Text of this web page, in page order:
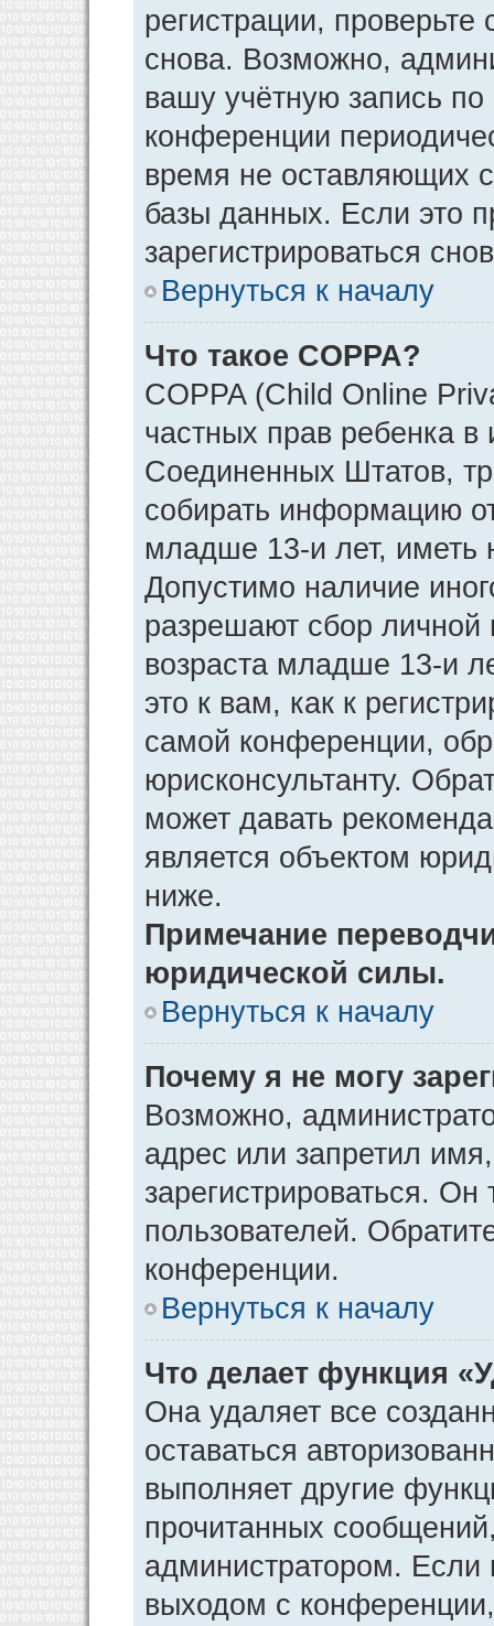
регистрации,
снова. Возможно,
вашу учётную запись
конференции
время не оставляющих
базы данных. Если это
зарегистрироваться
Вернуться к началу
Что такое COPPA?
COPPA (Child Online
частных прав ребенка в
Соединенных Штатов,
собирать информацию
младше 13-и лет, иметь
Допустимо наличие
разрешают сбор
возраста младше 13-и
это к вам, как к
самой конференции,
юрисконсультанту.
может давать
является объектом
ниже.
Примечание
юридической силы.
Вернуться к началу
Почему я не могу
Возможно,
адрес или запретил
зарегистрироваться.
пользователей.
конференции.
Вернуться к началу
Что делает функция
Она удаляет все
оставаться
выполняет другие
прочитанных
администратором. Если
выходом с